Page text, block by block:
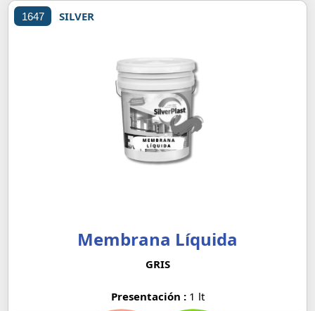
Membrana Líquida
GRIS
Presentación : 1 lt
1647 SILVER